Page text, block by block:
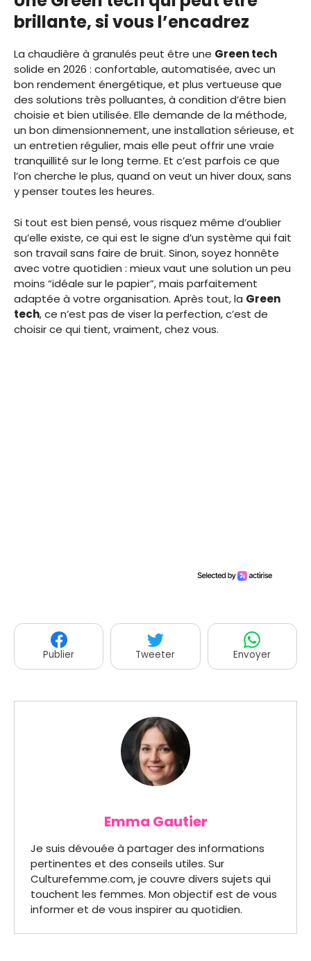
brillante, si vous l’encadrez
La chaudière à granulés peut être une Green tech
solide en 2026 : confortable, automatisée, avec un
bon rendement énergétique, et plus vertueuse que
des solutions très polluantes, à condition d’être bien
choisie et bien utilisée. Elle demande de la méthode,
un bon dimensionnement, une installation sérieuse, et
un entretien régulier, mais elle peut offrir une vraie
tranquillité sur le long terme. Et c’est parfois ce que
l’on cherche le plus, quand on veut un hiver doux, sans
y penser toutes les heures.
Si tout est bien pensé, vous risquez même d’oublier
qu’elle existe, ce qui est le signe d’un système qui fait
son travail sans faire de bruit. Sinon, soyez honnête
avec votre quotidien : mieux vaut une solution un peu
moins “idéale sur le papier”, mais parfaitement
adaptée à votre organisation. Après tout, la Green
tech, ce n’est pas de viser la perfection, c’est de
choisir ce qui tient, vraiment, chez vous.
Publier Tweeter Envoyer
Emma Gautier
Je suis dévouée à partager des informations
pertinentes et des conseils utiles. Sur
Culturefemme.com, je couvre divers sujets qui
touchent les femmes. Mon objectif est de vous
informer et de vous inspirer au quotidien.